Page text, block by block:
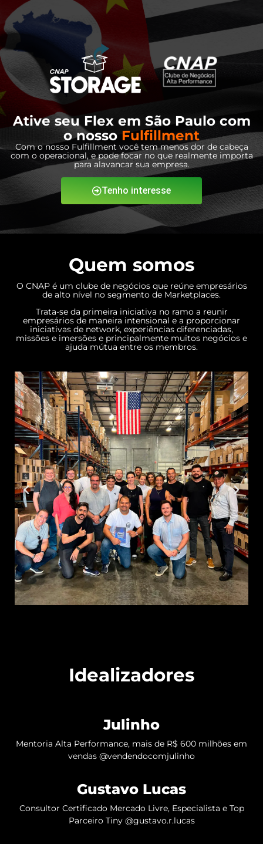
Ative seu Flex em São Paulo com
o nosso Fulfillment
Com o nosso Fulfillment você tem menos dor de cabeça
com o operacional, e pode focar no que realmente importa
para alavancar sua empresa.
Tenho interesse
Quem somos
O CNAP é um clube de negócios que reúne empresários
de alto nível no segmento de Marketplaces.
Trata-se da primeira iniciativa no ramo a reunir
empresários de maneira intensional e a proporcionar
iniciativas de network, experiências diferenciadas,
missões e imersões e principalmente muitos negócios e
ajuda mútua entre os membros.
Idealizadores
Julinho
Mentoria Alta Performance, mais de R$ 600 milhões em
vendas @vendendocomjulinho
Gustavo Lucas
Consultor Certificado Mercado Livre, Especialista e Top
Parceiro Tiny @gustavo.r.lucas